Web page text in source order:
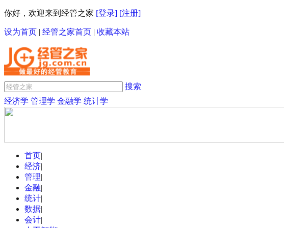
你好，欢迎来到经管之家 [登录] [注册]
设为首页 | 经管之家首页 | 收藏本站
搜索
经济学 管理学 金融学 统计学
首页|
经济|
管理|
金融|
统计|
数据|
会计|